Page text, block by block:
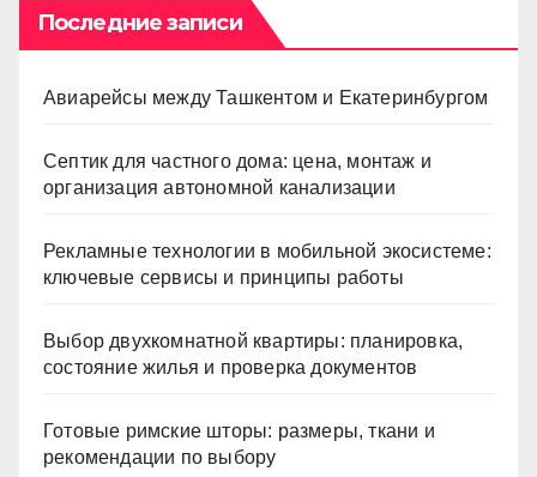
Последние записи
Авиарейсы между Ташкентом и Екатеринбургом
Септик для частного дома: цена, монтаж и
организация автономной канализации
Рекламные технологии в мобильной экосистеме:
ключевые сервисы и принципы работы
Выбор двухкомнатной квартиры: планировка,
состояние жилья и проверка документов
Готовые римские шторы: размеры, ткани и
рекомендации по выбору